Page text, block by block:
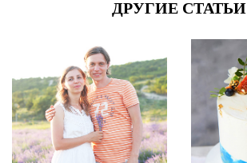
ДРУГИЕ СТАТЬИ